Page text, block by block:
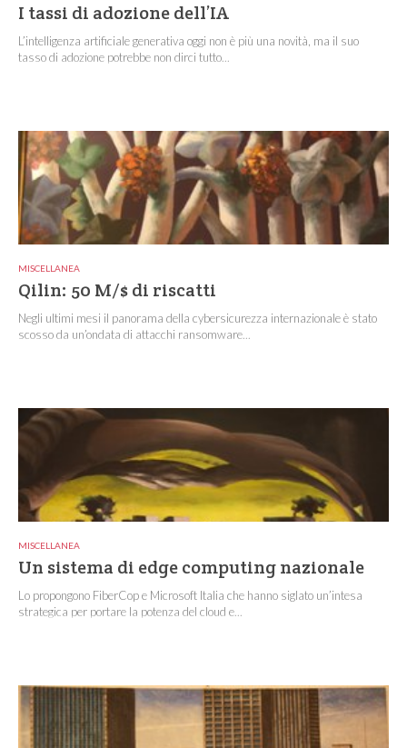
I tassi di adozione dell’IA
L’intelligenza artificiale generativa oggi non è più una novità, ma il suo
tasso di adozione potrebbe non dirci tutto...
MISCELLANEA
Qilin: 50 M/$ di riscatti
Negli ultimi mesi il panorama della cybersicurezza internazionale è stato
scosso da un’ondata di attacchi ransomware...
MISCELLANEA
Un sistema di edge computing nazionale
Lo propongono FiberCop e Microsoft Italia che hanno siglato un’intesa
strategica per portare la potenza del cloud e...